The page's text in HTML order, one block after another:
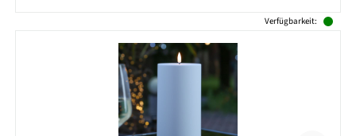
Verfügbarkeit: